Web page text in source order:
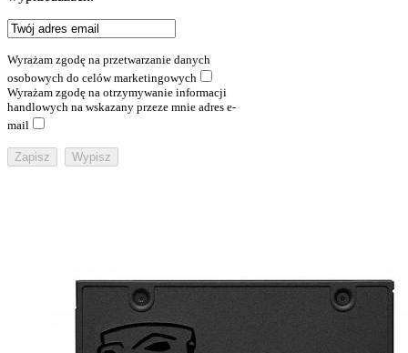
Wyrażam zgodę na przetwarzanie danych
osobowych do celów marketingowych
Wyrażam zgodę na otrzymywanie informacji
handlowych na wskazany przeze mnie adres e-
mail